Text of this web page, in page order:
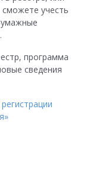
учесть
программа
сведения